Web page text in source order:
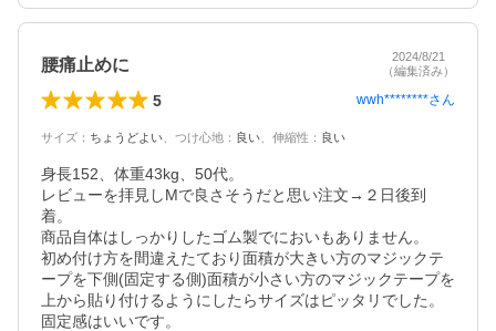
腰痛止めに
2024/8/21
（編集済み）
5 wwh********さん
サイズ ： ちょうどよい つけ心地 ： 良い 伸縮性 ： 良い
身長152、体重43kg、50代。
レビューを拝見しMで良さそうだと思い注文→２日後到
着。
商品自体はしっかりしたゴム製でにおいもありません。
初め付け方を間違えたており面積が大きい方のマジックテ
ープを下側(固定する側)面積が小さい方のマジックテープを
上から貼り付けるようにしたらサイズはピッタリでした。
固定感はいいです。